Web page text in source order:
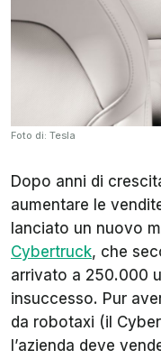
Foto di: Tesla
Dopo anni di
aumentare le
lanciato un nuovo
Cybertruck, che
arrivato a 250.000
insuccesso. Pur
da robotaxi (il
l’azienda deve